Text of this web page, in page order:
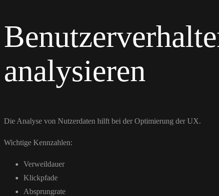
analysieren
Die Analyse von Nutzerdaten hilft bei der Optimierung der UX.
Wichtige Kennzahlen:
Verweildauer
Klickpfade
Absprungrate